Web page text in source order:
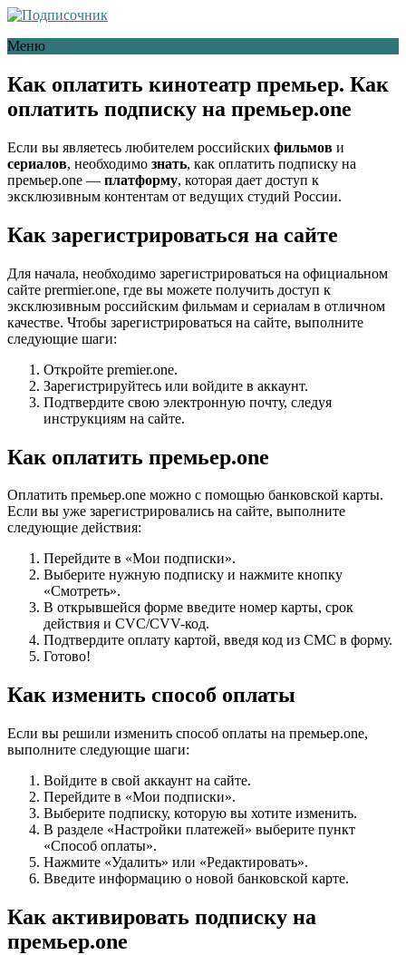
Меню
Как оплатить кинотеатр премьер. Как
оплатить подписку на премьер.one
Если вы являетесь любителем российских фильмов и
сериалов, необходимо знать, как оплатить подписку на
премьер.one — платформу, которая дает доступ к
эксклюзивным контентам от ведущих студий России.
Как зарегистрироваться на сайте
Для начала, необходимо зарегистрироваться на официальном
сайте prermier.one, где вы можете получить доступ к
эксклюзивным российским фильмам и сериалам в отличном
качестве. Чтобы зарегистрироваться на сайте, выполните
следующие шаги:
Откройте premier.one.
Зарегистрируйтесь или войдите в аккаунт.
Подтвердите свою электронную почту, следуя
инструкциям на сайте.
Как оплатить премьер.one
Оплатить премьер.one можно с помощью банковской карты.
Если вы уже зарегистрировались на сайте, выполните
следующие действия:
Перейдите в «Мои подписки».
Выберите нужную подписку и нажмите кнопку
«Смотреть».
В открывшейся форме введите номер карты, срок
действия и CVC/CVV-код.
Подтвердите оплату картой, введя код из СМС в форму.
Готово!
Как изменить способ оплаты
Если вы решили изменить способ оплаты на премьер.one,
выполните следующие шаги:
Войдите в свой аккаунт на сайте.
Перейдите в «Мои подписки».
Выберите подписку, которую вы хотите изменить.
В разделе «Настройки платежей» выберите пункт
«Способ оплаты».
Нажмите «Удалить» или «Редактировать».
Введите информацию о новой банковской карте.
Как активировать подписку на
премьер.one